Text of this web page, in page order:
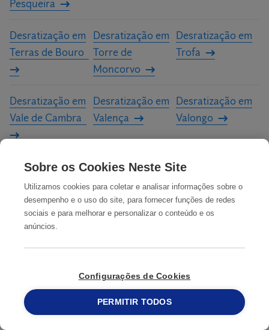
Pesqueira
Desratização em
Terras de Bouro
Desratização em
Torre de
Moncorvo
Desratização em
Trofa
Desratização em
Vale de Cambra
Desratização em
Valença
Desratização em
Valongo
Desratização em
Valpaços
Desratização em
Viana do Castelo
Desratização em
Vila Flor
Desratização em
Vila Nova da
Vila Nova de
Vila Nova de
Desratização em
Vila Nova de Foz
Desratização em
Vila Nova de
Desratização em
Vila Pouca de
215 913 019
Sobre os Cookies Neste Site
Utilizamos cookies para coletar e analisar informações sobre o
desempenho e o uso do site, para fornecer funções de redes
sociais e para melhorar e personalizar o conteúdo e os
anúncios.
Configurações de Cookies
PERMITIR TODOS